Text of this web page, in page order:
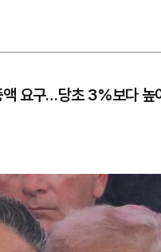
요구…당초 3%보다 높